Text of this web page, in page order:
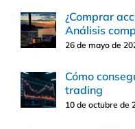
¿Comprar
Análisis
26 de mayo de
Cómo
trading
10 de octubre de